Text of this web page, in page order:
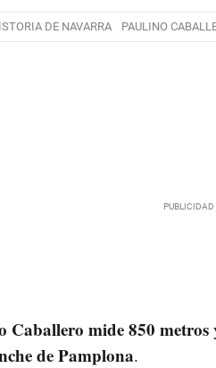
DE NAVARRA PAULINO
Caballero mide 850 metros
de Pamplona.